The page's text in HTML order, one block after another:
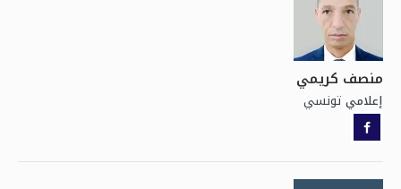
منصف كريمي
إعلامي تونسي